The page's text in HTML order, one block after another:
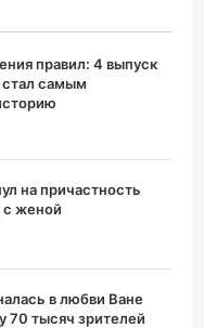
правил: 4 выпуск
самым
на причастность
с женой
в любви Ване
70 тысяч зрителей